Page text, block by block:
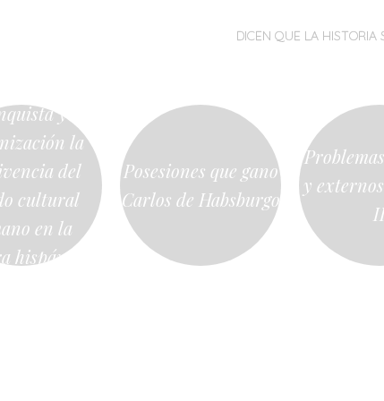
MENÚ
SALTARDICEN QUE LA HISTORIA
y
la
del
cultural
en la
hispánica
Posesiones que gano
Carlos de Habsburgo
y